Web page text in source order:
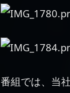
番組では、当